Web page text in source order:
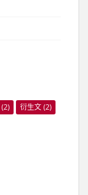
(2) 衍生文 (2)